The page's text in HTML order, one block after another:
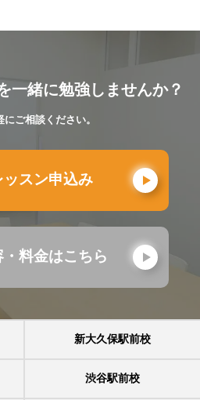
一緒に勉強しませんか？
にご相談ください。
スン申込み
・料金はこちら
新大久保駅前校
渋谷駅前校